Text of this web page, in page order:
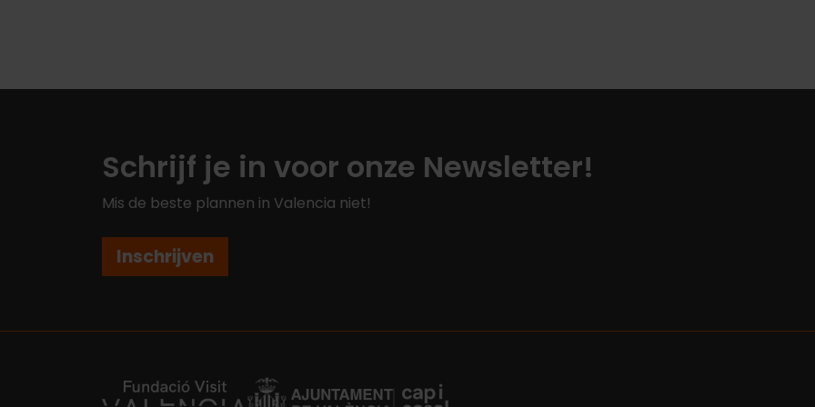
Schrijf je in voor onze Newsletter!
Mis de beste plannen in Valencia niet!
Inschrijven